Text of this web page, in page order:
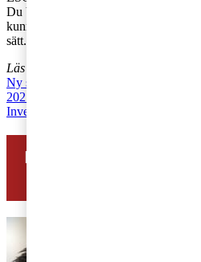
Du bör därför redan nu börja arbeta
kunna möta omvärldens förväntningar
sätt.
Läs gärna tidigare artiklar i vår
Ny skattestandard tar plats i
2021
Investerare backar ytterligare
Har du frågor om